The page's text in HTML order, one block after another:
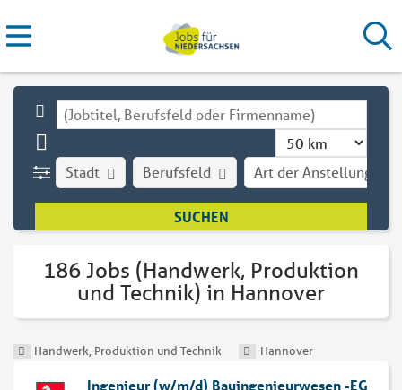
Stadt Art der Anstellung
Berufsfeld
186 Jobs (Handwerk, Produktion
und Technik) in Hannover
Handwerk, Produktion und Technik Hannover
Ingenieur (w/m/d) Bauingenieurwesen -EG